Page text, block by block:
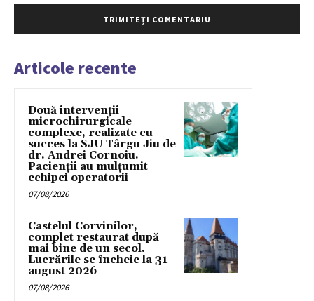
Articole recente
Două intervenții
microchirurgicale
complexe, realizate cu
succes la SJU Târgu Jiu de
dr. Andrei Cornoiu.
Pacienții au mulțumit
echipei operatorii
07/08/2026
Castelul Corvinilor,
complet restaurat după
mai bine de un secol.
Lucrările se încheie la 31
august 2026
07/08/2026